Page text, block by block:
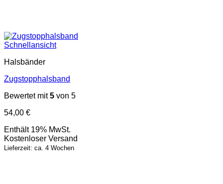
Schnellansicht
Halsbänder
Zugstopphalsband
Bewertet mit5 von 5
54,00 €
Enthält 19% MwSt.
Kostenloser Versand
Lieferzeit: ca. 4 Wochen